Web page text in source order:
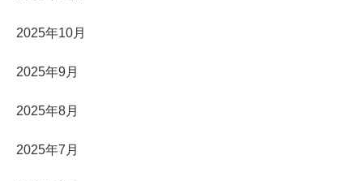
2025年10月
2025年9月
2025年8月
2025年7月